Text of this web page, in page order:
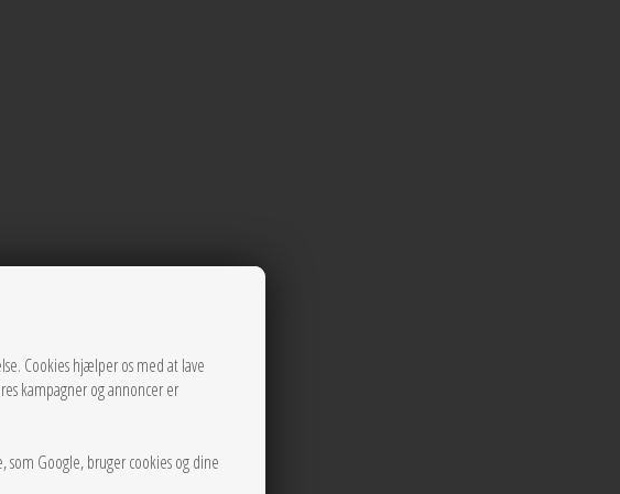
Cookies hjælper os med at lave
kampagner og annoncer er
som Google, bruger cookies og dine